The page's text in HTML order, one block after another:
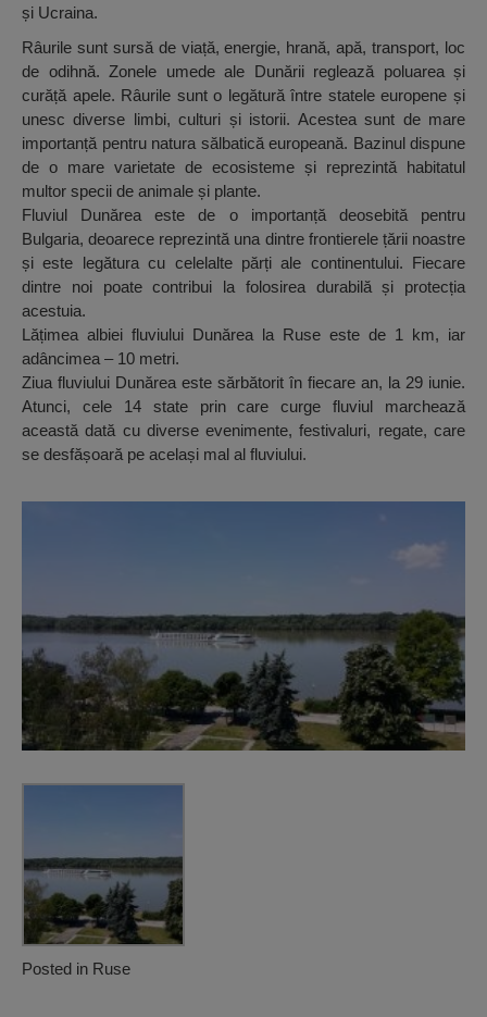
și Ucraina.
Râurile sunt sursă de viață, energie, hrană, apă, transport, loc
de odihnă. Zonele umede ale Dunării reglează poluarea și
curăță apele. Râurile sunt o legătură între statele europene și
unesc diverse limbi, culturi și istorii. Acestea sunt de mare
importanță pentru natura sălbatică europeană. Bazinul dispune
de o mare varietate de ecosisteme și reprezintă habitatul
multor specii de animale și plante.
Fluviul Dunărea este de o importanță deosebită pentru
Bulgaria, deoarece reprezintă una dintre frontierele țării noastre
și este legătura cu celelalte părți ale continentului. Fiecare
dintre noi poate contribui la folosirea durabilă și protecția
acestuia.
Lățimea albiei fluviului Dunărea la Ruse este de 1 km, iar
adâncimea – 10 metri.
Ziua fluviului Dunărea este sărbătorit în fiecare an, la 29 iunie.
Atunci, cele 14 state prin care curge fluviul marchează
această dată cu diverse evenimente, festivaluri, regate, care
se desfășoară pe același mal al fluviului.
Posted in Ruse